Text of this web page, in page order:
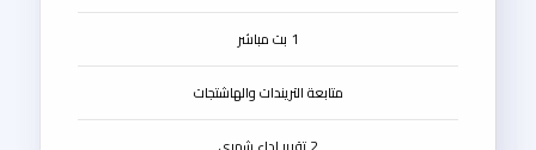
1 بث مباشر
متابعة التريندات والهاشتجات